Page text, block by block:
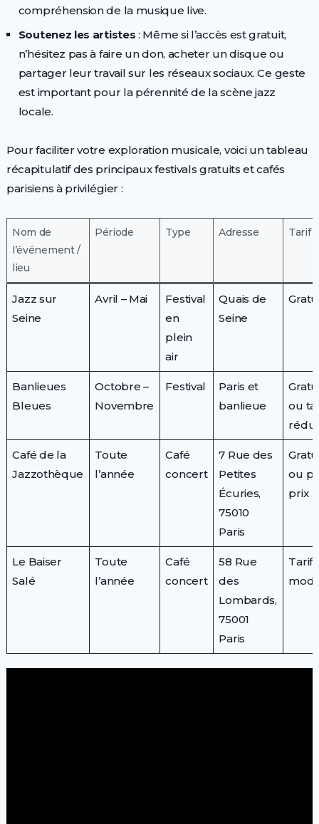
compréhension de la musique live.
Soutenez les artistes : Même si l’accès est gratuit,
n’hésitez pas à faire un don, acheter un disque ou
partager leur travail sur les réseaux sociaux. Ce geste
est important pour la pérennité de la scène jazz
locale.
Pour faciliter votre exploration musicale, voici un tableau
récapitulatif des principaux festivals gratuits et cafés
parisiens à privilégier :
Nom de
l’événement /
lieu
Période Type Adresse Tarif
Jazz sur
Seine
Avril – Mai
Festival
en
plein
air
Quais de
Seine
Banlieues
Bleues
Octobre –
Novembre
Festival
Paris et
banlieue
ou
Café de la
Jazzothèque
Toute
l’année
Café
concert
7 Rue des
Petites
Écuries,
75010
Paris
ou
prix
Le Baiser
Salé
Toute
l’année
Café
concert
58 Rue
des
Lombards,
75001
Paris
Tarif